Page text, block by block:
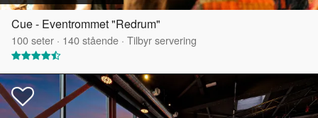
Cue - Eventrommet "Redrum"
100seter · 140stående · Tilbyr servering